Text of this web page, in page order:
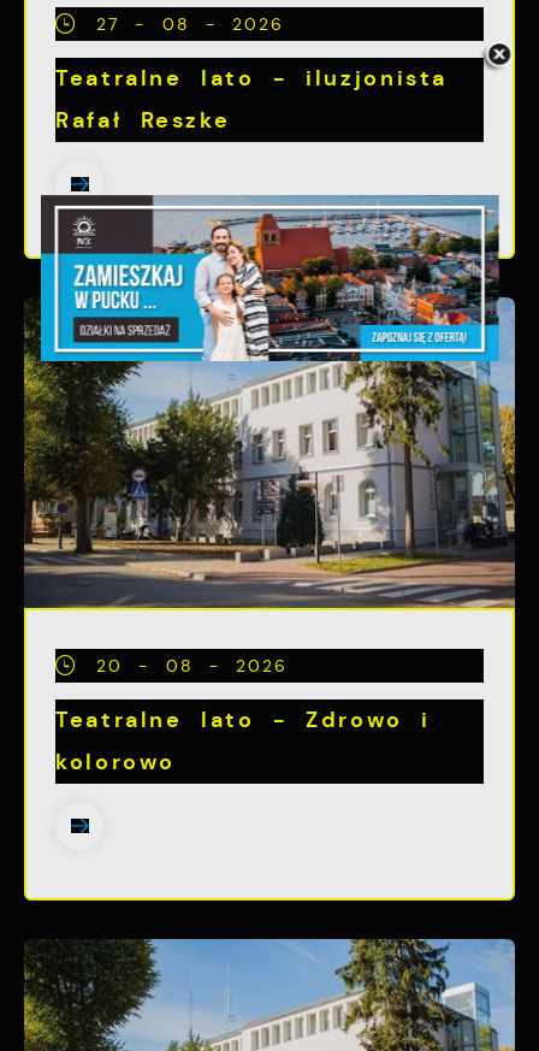
27 - 08 - 2026
Teatralne lato - iluzjonista
Rafał Reszke
20 - 08 - 2026
Teatralne lato - Zdrowo i
kolorowo